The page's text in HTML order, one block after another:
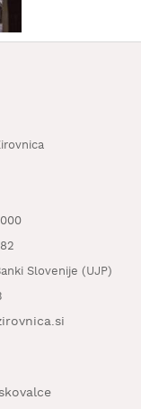
Slovenije (UJP)